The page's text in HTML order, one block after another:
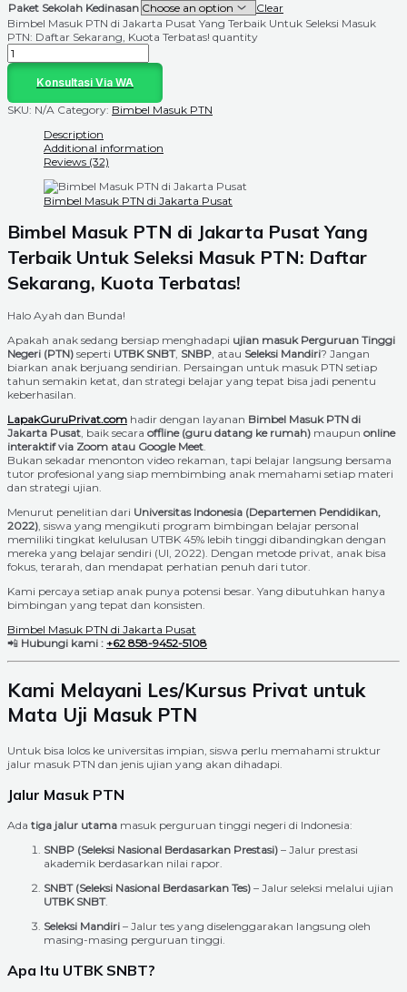
Paket Sekolah Kedinasan
Clear
Bimbel Masuk PTN di Jakarta Pusat Yang Terbaik Untuk Seleksi Masuk
PTN: Daftar Sekarang, Kuota Terbatas! quantity
Konsultasi Via WA
SKU: N/A Category: Bimbel Masuk PTN
Description
Additional information
Reviews (32)
Bimbel Masuk PTN di Jakarta Pusat
Bimbel Masuk PTN di Jakarta Pusat Yang
Terbaik Untuk Seleksi Masuk PTN: Daftar
Sekarang, Kuota Terbatas!
Halo Ayah dan Bunda!
Apakah anak sedang bersiap menghadapi ujian masuk Perguruan Tinggi
Negeri (PTN) seperti UTBK SNBT, SNBP , atau Seleksi Mandiri? Jangan
biarkan anak berjuang sendirian. Persaingan untuk masuk PTN setiap
tahun semakin ketat, dan strategi belajar yang tepat bisa jadi penentu
keberhasilan.
LapakGuruPrivat.com hadir dengan layanan Bimbel Masuk PTN di
Jakarta Pusat , baik secara offline (guru datang ke rumah) maupun online
interaktif via Zoom atau Google Meet
Bukan sekadar menonton video rekaman, tapi belajar langsung bersama
tutor profesional yang siap membimbing anak memahami setiap materi
dan strategi ujian.
Menurut penelitian dari Universitas Indonesia (Departemen Pendidikan,
2022) , siswa yang mengikuti program bimbingan belajar personal
memiliki tingkat kelulusan UTBK 45% lebih tinggi dibandingkan dengan
mereka yang belajar sendiri (UI, 2022). Dengan metode privat, anak bisa
fokus, terarah, dan mendapat perhatian penuh dari tutor.
Kami percaya setiap anak punya potensi besar. Yang dibutuhkan hanya
bimbingan yang tepat dan konsisten.
Bimbel Masuk PTN di Jakarta Pusat
📲 Hubungi kami : +62 858-9452-5108
Kami Melayani Les/Kursus Privat untuk
Mata Uji Masuk PTN
Untuk bisa lolos ke universitas impian, siswa perlu memahami struktur
jalur masuk PTN dan jenis ujian yang akan dihadapi.
Jalur Masuk PTN
Ada tiga jalur utama masuk perguruan tinggi negeri di Indonesia:
SNBP (Seleksi Nasional Berdasarkan Prestasi) – Jalur prestasi
akademik berdasarkan nilai rapor.
SNBT (Seleksi Nasional Berdasarkan Tes) – Jalur seleksi melalui ujian
UTBK SNBT.
Seleksi Mandiri – Jalur tes yang diselenggarakan langsung oleh
masing-masing perguruan tinggi.
Apa Itu UTBK SNBT?